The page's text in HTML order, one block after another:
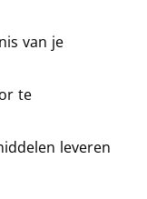
van je
te
leveren